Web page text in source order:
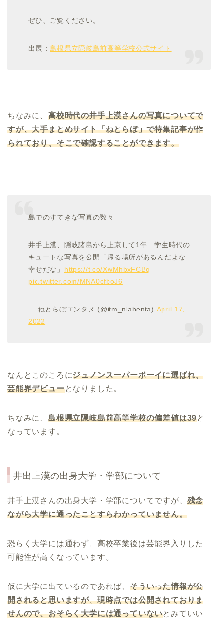
ぜひ、ご覧ください。
出展：島根県立隠岐島前高等学校公式サイト
ちなみに、 高校時代の井手上漠さんの写真についてで
すが、大手まとめサイト「ねとらぼ」で特集記事が作
られており、そこで確認することができます。
島でのすてきな写真の数々
井手上漠、隠岐諸島から上京して1年 学生時代の
キュートな写真を公開「帰る場所があるんだよな
幸せだな」 https://t.co/XwMhbxFCBq
pic.twitter.com/MNA0cfboJ6
— ねとらぼエンタメ (@itm_nlabenta) April 17,
2022
なんとこのころにジュノンスーパーボーイに選ばれ、
芸能界デビューとなりました。
ちなみに、 島根県立隠岐島前高等学校の偏差値は39と
なっています。
井出上漠の出身大学・学部について
井手上漠さんの出身大学・学部についてですが、 残念
ながら大学に通ったことすらわかっていません。
恐らく大学には通わず、高校卒業後は芸能界入りした
可能性が高くなっています。
仮に大学に出ているのであれば、 そういった情報が公
開されると思いますが、現時点では公開されておりま
せんので、おそらく大学には通っていないとみていい